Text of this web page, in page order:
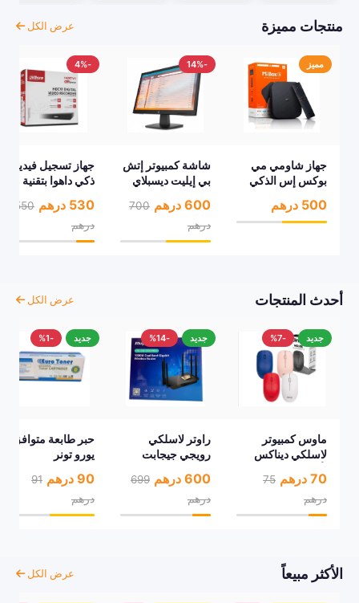
منتجات مميزة عرض الكل
مميز
جهاز شاومي مي
بوكس إس الذكي
Mi Box S)
500 درهم
-14%
شاشة كمبيوتر إتش
بي إيليت ديسبلاي
EliteDisplay
E231)
600 درهم
700
درهم
-4%
جهاز تسجيل فيديو
ذكي داهوا بتقنية
(Dahua
WizSense DVR)
530 درهم
550
درهم
أحدث المنتجات عرض الكل
جديد -7%
ماوس كمبيوتر
لاسلكي ديناكس
(Dinax)
70 درهم
75
درهم
جديد -14%
راوتر لاسلكي
رويجي جيجابت
ميجابت)
600 درهم
699
درهم
جديد -1%
حبر طابعة متوافق
يورو تونر
لطابعات HP
90 درهم
91
درهم
الأكثر مبيعاً عرض الكل